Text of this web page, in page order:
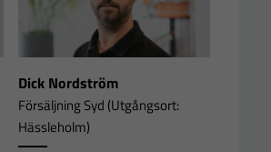
Dick Nordström
Försäljning Syd (Utgångsort:
Hässleholm)